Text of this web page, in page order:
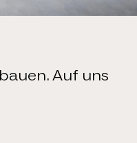
Auf uns